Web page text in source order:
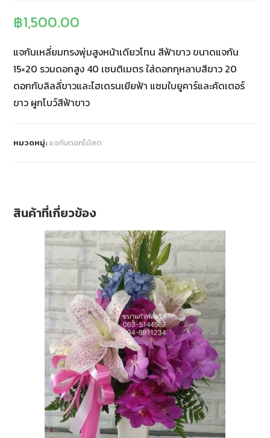
฿1,500.00
แจกันเหลี่ยมทรงพุ่มสูงหน้าเดียวโทน สีฟ้าขาว ขนาดแจกัน
15×20 รวมดอกสูง 40 เซนติเมตร ใส่ดอกกุหลาบสีขาว 20
ดอกกับลิลลี่ขาวและไฮเดรนเยียฟ้า แซมใบยูคาร์และคัดเตอร์
ขาว ผูกโบว์สีฟ้าขาว
หมวดหมู่:แจกันดอกไม้สด
สินค้าที่เกี่ยวข้อง